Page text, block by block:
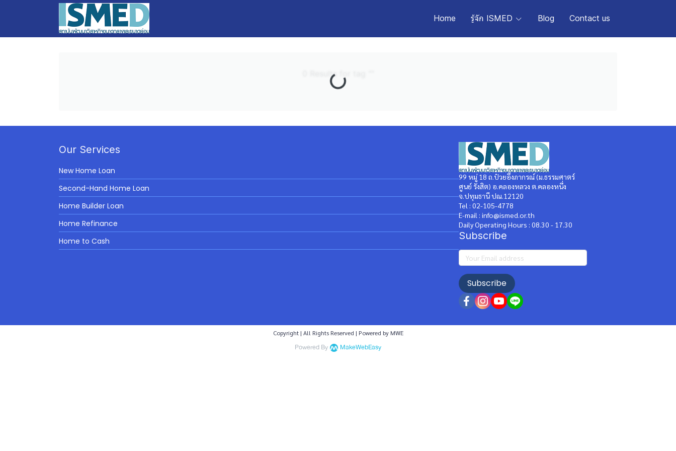
Home รู้จัก ISMED Blog Contact us
0 Results for tag ""
Our Services
New Home Loan
Second-Hand Home Loan
Home Builder Loan
Home Refinance
Home to Cash
99 หมู่ 18 ถ.ป๋วยอึ๊งภากรณ์ (ม.ธรรมศาตร์
ศูนย์ รังสิต) อ.คลองหลวง ต.คลองหนึ่ง
จ.ปทุมธานี ปณ.12120
Tel : 02-105-4778
E-mail : info@ismed.or.th
Daily Operating Hours : 08.30 - 17.30
Subscribe
Subscribe
Copyright | All Rights Reserved | Powered by MWE
Powered By MakeWebEasy